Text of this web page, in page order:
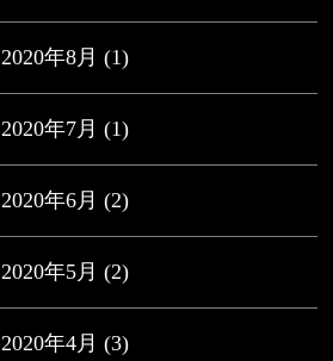
2020年8月 (1)
2020年7月 (1)
2020年6月 (2)
2020年5月 (2)
2020年4月 (3)